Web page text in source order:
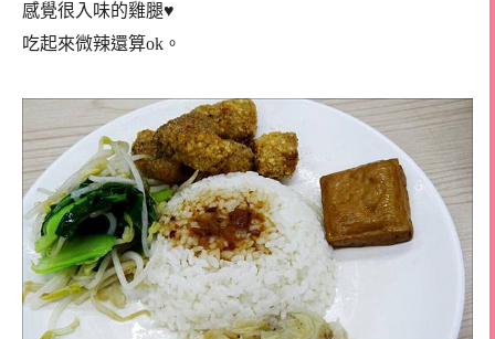
感覺很入味的雞腿♥
吃起來微辣還算ok。